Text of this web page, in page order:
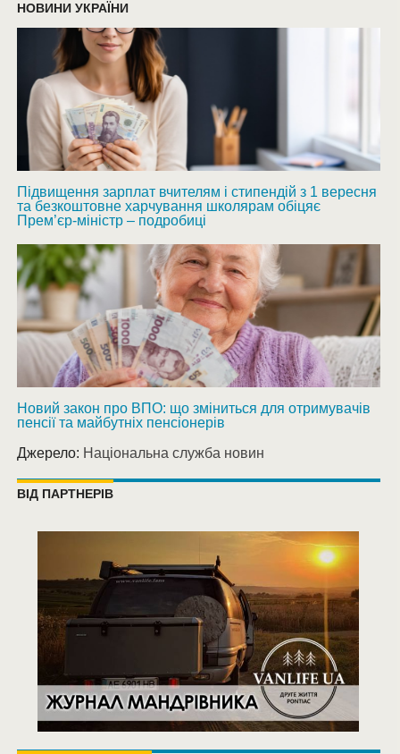
НОВИНИ УКРАЇНИ
Підвищення зарплат вчителям і стипендій з 1 вересня
та безкоштовне харчування школярам обіцяє
Прем’єр-міністр – подробиці
Новий закон про ВПО: що зміниться для отримувачів
пенсії та майбутніх пенсіонерів
Джерело: Національна служба новин
ВІД ПАРТНЕРІВ